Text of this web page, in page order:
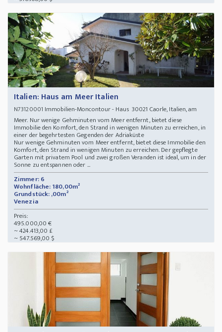
Italien: Haus am Meer Italien
N73120001 Immobilien-Moncontour - Haus 30021 Caorle, Italien, am
Meer. Nur wenige Gehminuten vom Meer entfernt, bietet diese
Immobilie den Komfort, den Strand in wenigen Minuten zu erreichen, in
einer der begehrtesten Gegenden der Adriaküste
Nur wenige Gehminuten vom Meer entfernt, bietet diese Immobilie den
Komfort, den Strand in wenigen Minuten zu erreichen. Der gepflegte
Garten mit privatem Pool und zwei großen Veranden ist ideal, um in der
Sonne zu entspannen oder ...
Zimmer: 6
Wohnfläche: 180,00m²
Grundstück: ,00m²
Venezia
Preis:
495.000,00 €
~ 424.413,00 £
~ 547.569,00 $